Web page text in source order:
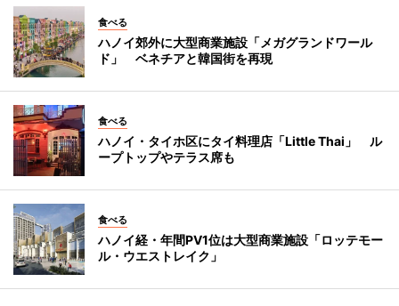
食べる
ハノイ郊外に大型商業施設「メガグランドワール
ド」 ベネチアと韓国街を再現
食べる
ハノイ・タイホ区にタイ料理店「Little Thai」 ル
ープトップやテラス席も
食べる
ハノイ経・年間PV1位は大型商業施設「ロッテモー
ル・ウエストレイク」